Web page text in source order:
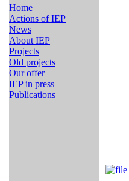
Home
Actions of IEP
News
About IEP
Projects
Old projects
Our offer
IEP in press
Publications